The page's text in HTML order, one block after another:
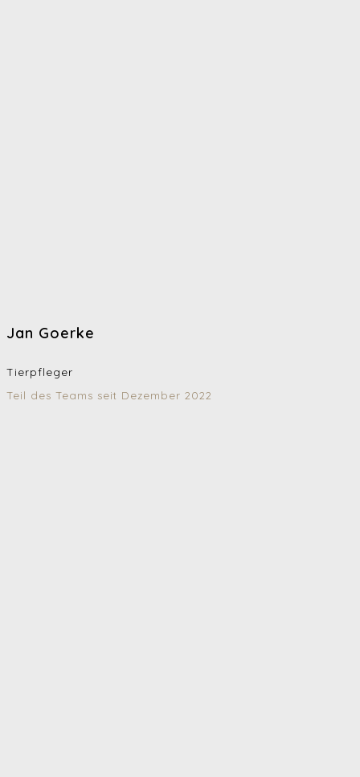
Jan Goerke
Tierpfleger
Teil des Teams seit Dezember 2022